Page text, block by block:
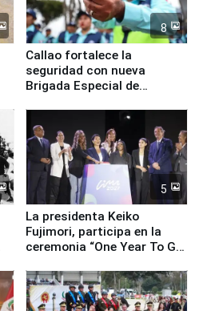
8
Callao fortalece la
seguridad con nueva
Brigada Especial de
equipamiento para
Serenazgo
5
La presidenta Keiko
Fujimori, participa en la
ceremonia “One Year To Go